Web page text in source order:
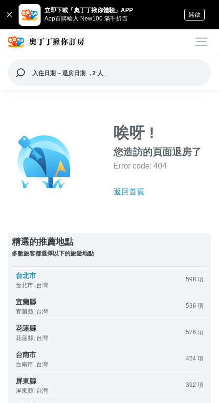
立即下載「奧丁丁揪你體驗」APP
App首購輸入 New100 滿千折百
開啟
入住日期 ~ 退房日期 , 2 人
唉呀 !
您造訪的頁面退房了
Error code: 404
返回首頁
精選的推薦地點
多數旅客都選擇以下的旅遊地點
台北市
台北市, 台灣
598 項
宜蘭縣
宜蘭縣, 台灣
536 項
花蓮縣
花蓮縣, 台灣
526 項
台南市
台南市, 台灣
454 項
屏東縣
屏東縣, 台灣
392 項